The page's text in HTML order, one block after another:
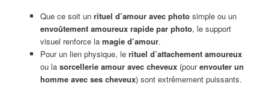
Que ce soit un rituel d’amour avec photosimple ou un
envoûtement amoureux rapide par photo, le support
visuel renforce la magie d’amour.
Pour un lien physique, le rituel d’attachement amoureux
ou la sorcellerie amour avec cheveux(pourenvouter un
homme avec ses cheveux) sont extrêmement puissants.